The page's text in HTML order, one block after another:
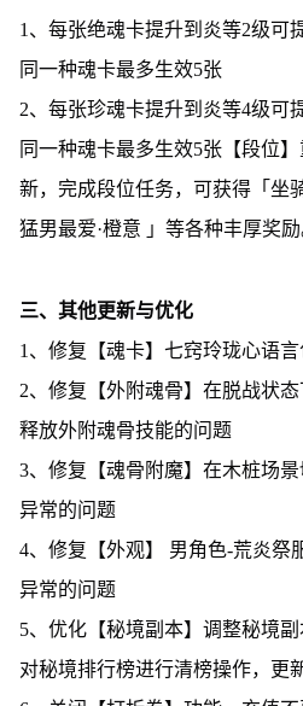
1、每张绝魂卡提升到炎等2级可
同一种魂卡最多生效5张
2、每张珍魂卡提升到炎等4级可
同一种魂卡最多生效5张【段位
新，完成段位任务，可获得「坐
猛男最爱·橙意 」等各种丰厚奖励
三、其他更新与优化
1、修复【魂卡】七窍玲珑心语
2、修复【外附魂骨】在脱战状
释放外附魂骨技能的问题
3、修复【魂骨附魔】在木桩场
异常的问题
4、修复【外观】 男角色-荒炎祭
异常的问题
5、优化【秘境副本】调整秘境
对秘境排行榜进行清榜操作，更